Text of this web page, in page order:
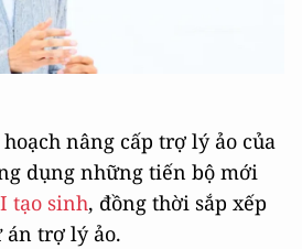
nâng cấp trợ lý ảo của
dụng những tiến bộ mới
tạo sinh, đồng thời sắp xếp
án trợ lý ảo.